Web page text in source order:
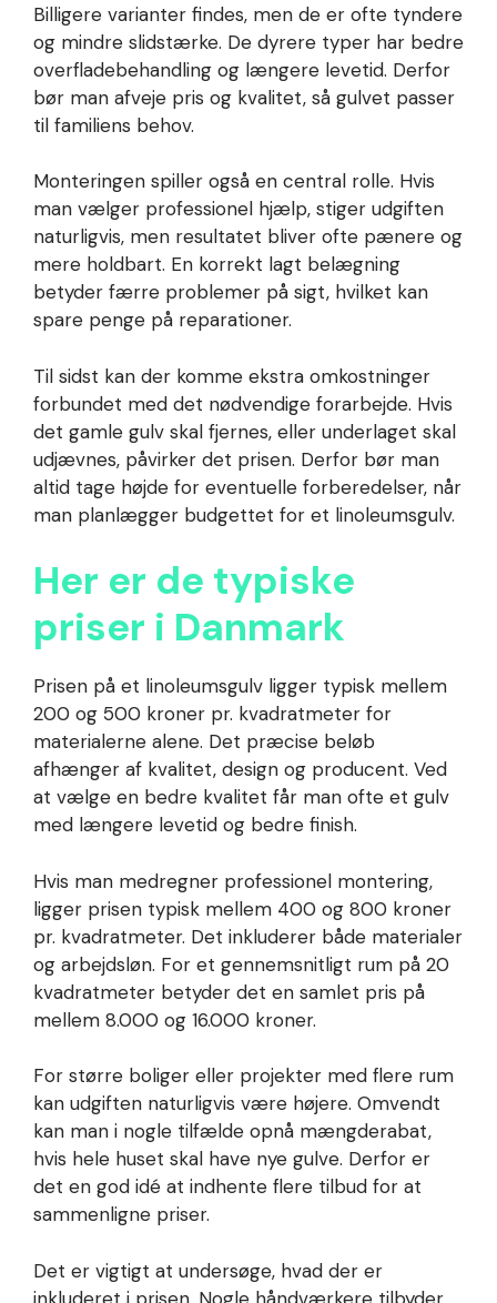
Billigere varianter findes, men de er ofte tyndere
og mindre slidstærke. De dyrere typer har bedre
overfladebehandling og længere levetid. Derfor
bør man afveje pris og kvalitet, så gulvet passer
til familiens behov.
Monteringen spiller også en central rolle. Hvis
man vælger professionel hjælp, stiger udgiften
naturligvis, men resultatet bliver ofte pænere og
mere holdbart. En korrekt lagt belægning
betyder færre problemer på sigt, hvilket kan
spare penge på reparationer.
Til sidst kan der komme ekstra omkostninger
forbundet med det nødvendige forarbejde. Hvis
det gamle gulv skal fjernes, eller underlaget skal
udjævnes, påvirker det prisen. Derfor bør man
altid tage højde for eventuelle forberedelser, når
man planlægger budgettet for et linoleumsgulv.
Her er de typiske
priser i Danmark
Prisen på et linoleumsgulv ligger typisk mellem
200 og 500 kroner pr. kvadratmeter for
materialerne alene. Det præcise beløb
afhænger af kvalitet, design og producent. Ved
at vælge en bedre kvalitet får man ofte et gulv
med længere levetid og bedre finish.
Hvis man medregner professionel montering,
ligger prisen typisk mellem 400 og 800 kroner
pr. kvadratmeter. Det inkluderer både materialer
og arbejdsløn. For et gennemsnitligt rum på 20
kvadratmeter betyder det en samlet pris på
mellem 8.000 og 16.000 kroner.
For større boliger eller projekter med flere rum
kan udgiften naturligvis være højere. Omvendt
kan man i nogle tilfælde opnå mængderabat,
hvis hele huset skal have nye gulve. Derfor er
det en god idé at indhente flere tilbud for at
sammenligne priser.
Det er vigtigt at undersøge, hvad der er
inkluderet i prisen. Nogle håndværkere tilbyder